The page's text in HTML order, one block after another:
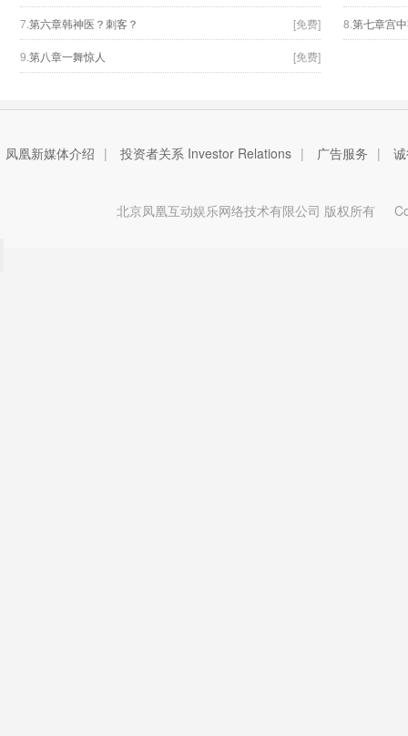
7.第六章韩神医？刺客？ [免费] 8. 第七章宫
9. 第八章一舞惊人 [免费]
凤凰新媒体介绍 | 投资者关系 Investor Relations | 广告服务 |
北京凤凰互动娱乐网络技术有限公司 版权所有